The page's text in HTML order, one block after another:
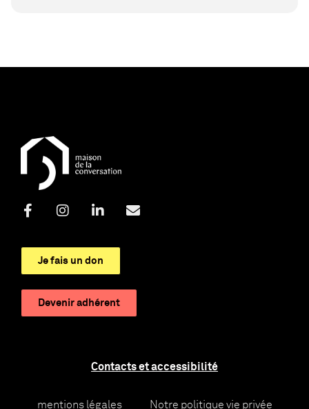
Je fais un don
Devenir adhérent
Contacts et accessibilité
mentions légales Notre politique vie privée